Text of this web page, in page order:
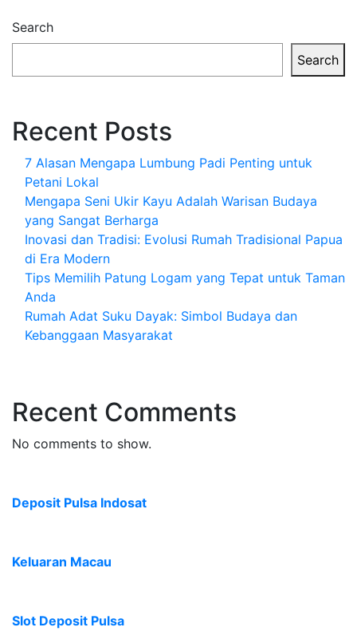
Search
Search
Recent Posts
7 Alasan Mengapa Lumbung Padi Penting untuk
Petani Lokal
Mengapa Seni Ukir Kayu Adalah Warisan Budaya
yang Sangat Berharga
Inovasi dan Tradisi: Evolusi Rumah Tradisional Papua
di Era Modern
Tips Memilih Patung Logam yang Tepat untuk Taman
Anda
Rumah Adat Suku Dayak: Simbol Budaya dan
Kebanggaan Masyarakat
Recent Comments
No comments to show.
Deposit Pulsa Indosat
Keluaran Macau
Slot Deposit Pulsa